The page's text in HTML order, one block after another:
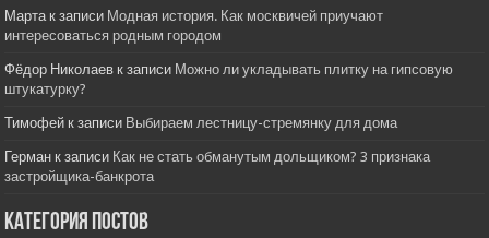
Мартак записи Модная история. Как москвичей приучают
интересоваться родным городом
Фёдор Николаев к записи Можно ли укладывать плитку на гипсовую
штукатурку?
Тимофей к записи Выбираем лестницу-стремянку для дома
Герман к записи Как не стать обманутым дольщиком? 3 признака
застройщика-банкрота
Категория постов